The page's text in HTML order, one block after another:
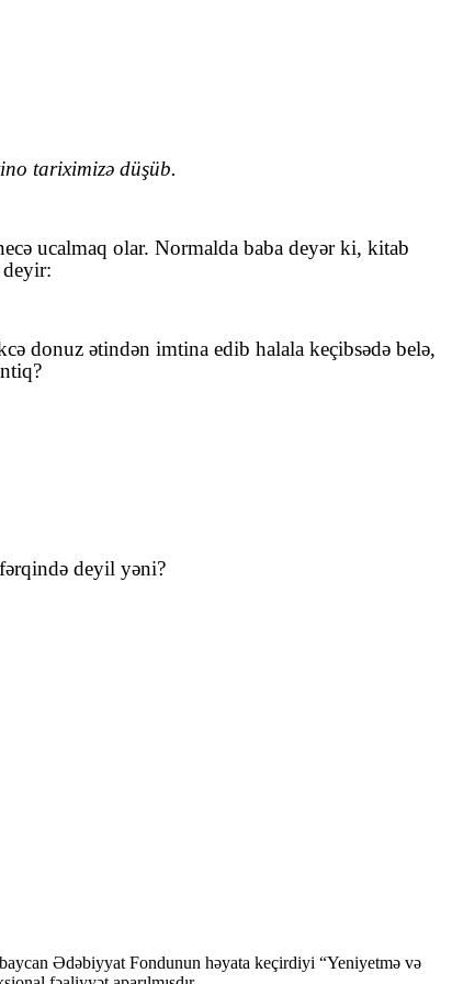
tariximizə düşüb.
ucalmaq olar. Normalda baba deyər ki, kitab
deyir:
donuz ətindən imtina edib halala keçibsədə belə,
deyil yəni?
Ədəbiyyat Fondunun həyata keçirdiyi “Yeniyetmə və